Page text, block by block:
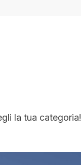
la tua categoria!